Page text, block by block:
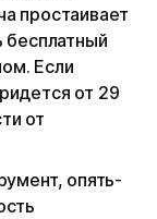
простаивает
бесплатный
Если
от 29
от
опять-